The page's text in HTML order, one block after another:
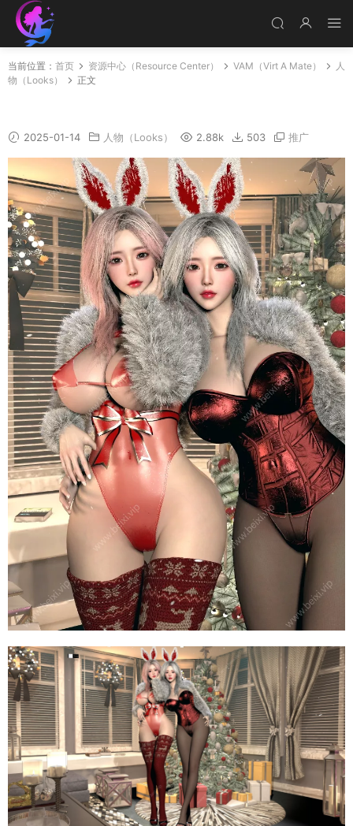
当前位置： 首页 资源中心（Resource Center） VAM（Virt A Mate）
人
物（Looks）
正文
2025-01-14 人物（Looks） 2.88k 503 推广